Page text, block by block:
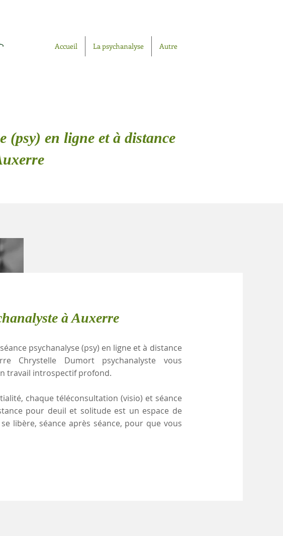
Accueil La psychanalyse Autre
(psy) en ligne et à distance
à Auxerre
psychanalyse (psy) en ligne et à distance
Chrystelle Dumort psychanalyste vous
travail introspectif profond.
chaque téléconsultation (visio) et séance
pour deuil et solitude est un espace de
libère, séance après séance, pour que vous